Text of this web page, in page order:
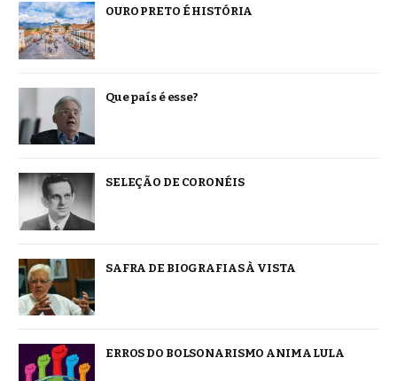
OURO PRETO É HISTÓRIA
Que país é esse?
SELEÇÃO DE CORONÉIS
SAFRA DE BIOGRAFIAS À VISTA
ERROS DO BOLSONARISMO ANIMA LULA